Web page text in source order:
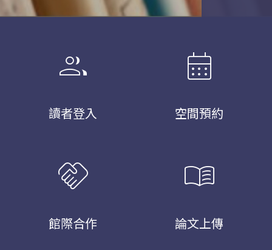
group
讀者登入
calendar_month
空間預約
handshake
館際合作
menu_book
論文上傳